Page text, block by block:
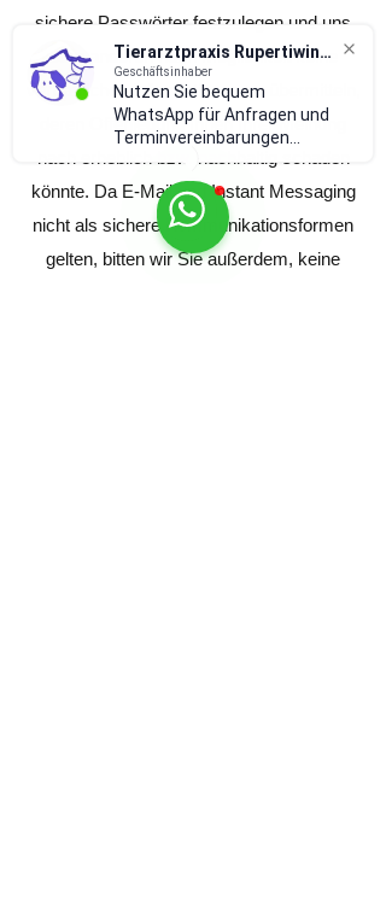
Tierarztpraxis Rupertiwinkel
Geschäftsinhaber
Nutzen Sie bequem
WhatsApp für Anfragen und
Terminvereinbarungen...
sichere Passwörter festzulegen und uns
oder anderen nach Möglichkeit keine
vertraulichen Informationen zu übermitteln,
deren Offenlegung Ihnen Ihrer Meinung
könnte. Da E-Mail und Instant Messaging
nicht als sichere Kommunikationsformen
gelten, bitten wir Sie außerdem, keine